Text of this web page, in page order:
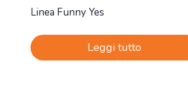
Linea Funny Yes
Leggi tutto